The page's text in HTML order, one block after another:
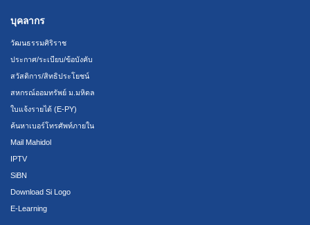
บุคลากร
วัฒนธรรมศิริราช
ประกาศ/ระเบียบ/ข้อบังคับ
สวัสดิการ/สิทธิประโยชน์
สหกรณ์ออมทรัพย์ ม.มหิดล
ใบแจ้งรายได้ (E-PY)
ค้นหาเบอร์โทรศัพท์ภายใน
Mail Mahidol
IPTV
SiBN
Download Si Logo
E-Learning